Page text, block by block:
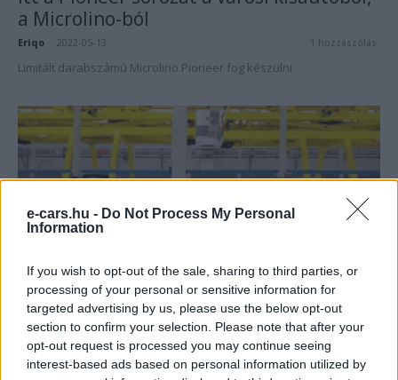
e-cars.hu - Do Not Process My Personal
Information
If you wish to opt-out of the sale, sharing to third parties, or
processing of your personal or sensitive information for
targeted advertising by us, please use the below opt-out
section to confirm your selection. Please note that after your
opt-out request is processed you may continue seeing
interest-based ads based on personal information utilized by
a Microlino-ból
Eriqo 2022-05-13 1 hozzászólás
Limitált darabszámú Microlino Pioneer fog készülni.
Elektromos autó
Megkezdődött a Microlino
sorozatgyártása
Eriqo - 2022-05-05 3 hozzászólás